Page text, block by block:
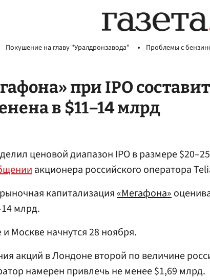
Покушение на главу "Уралдронзавода" Проблемы с
при IPO
в $11–14 млрд
ценовой диапазон IPO в размере
акционера российского оператора
капитализация«Мегафона»
млрд.
Москве начнутся 28 ноября.
акций в Лондоне второй по величине
намерен привлечь не менее $1,69 млрд.